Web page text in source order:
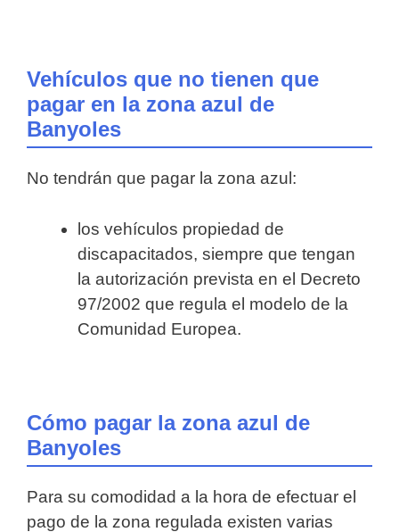
Vehículos que no tienen que
pagar en la zona azul de
Banyoles
No tendrán que pagar la zona azul:
los vehículos propiedad de
discapacitados, siempre que tengan
la autorización prevista en el Decreto
97/2002 que regula el modelo de la
Comunidad Europea.
Cómo pagar la zona azul de
Banyoles
Para su comodidad a la hora de efectuar el
pago de la zona regulada existen varias